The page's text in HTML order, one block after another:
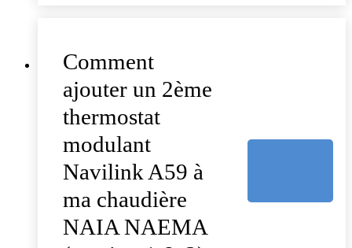
Comment
ajouter un 2ème
thermostat
modulant
Navilink A59 à
ma chaudière
NAIA NAEMA